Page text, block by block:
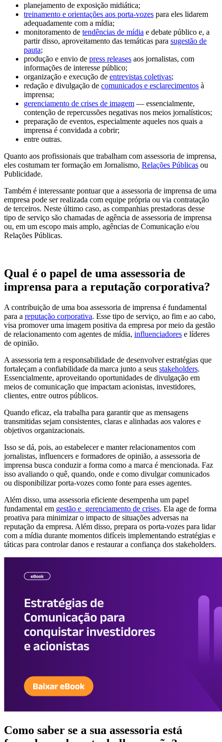
planejamento de exposição midiática;
treinamento e orientações aos porta-vozes para eles lidarem
adequadamente com a mídia;
monitoramento de tendências de mídia e debate público e, a
partir disso, aproveitamento das temáticas para sugestão de
pauta;
produção e envio de press releases aos jornalistas, com
informações de interesse público;
organização e execução de entrevistas coletivas;
redação e divulgação de comunicados e esclarecimentos à
imprensa;
gerenciamento de crises de imagem — essencialmente,
contenção de repercussões negativas nos meios jornalísticos;
preparação de eventos, especialmente aqueles nos quais a
imprensa é convidada a cobrir;
entre outras.
Quanto aos profissionais que trabalham com assessoria de imprensa,
eles costumam ter formação em Jornalismo, Relações Públicas ou
Publicidade.
Também é interessante pontuar que a assessoria de imprensa de uma
empresa pode ser realizada com equipe própria ou via contratação
de terceiros. Neste último caso, as companhias prestadoras desse
tipo de serviço são chamadas de agência de assessoria de imprensa
ou, em um escopo mais amplo, agências de Comunicação e/ou
Relações Públicas.
Qual é o papel de uma assessoria de
imprensa para a reputação corporativa?
A contribuição de uma boa assessoria de imprensa é fundamental
para a reputação corporativa. Esse tipo de serviço, ao fim e ao cabo,
visa promover uma imagem positiva da empresa por meio da gestão
de relacionamento com agentes de mídia, influenciadores e líderes
de opinião.
A assessoria tem a responsabilidade de desenvolver estratégias que
fortaleçam a confiabilidade da marca junto a seus stakeholders.
Essencialmente, aproveitando oportunidades de divulgação em
meios de comunicação que impactam acionistas, investidores,
clientes, entre outros públicos.
Quando eficaz, ela trabalha para garantir que as mensagens
transmitidas sejam consistentes, claras e alinhadas aos valores e
objetivos organizacionais.
Isso se dá, pois, ao estabelecer e manter relacionamentos com
jornalistas, influencers e formadores de opinião, a assessoria de
imprensa busca conduzir a forma como a marca é mencionada. Faz
isso avaliando o quê, quando, onde e como divulgar comunicados
ou disponibilizar porta-vozes como fonte para esses agentes.
Além disso, uma assessoria eficiente desempenha um papel
fundamental em gestão e gerenciamento de crises. Ela age de forma
proativa para minimizar o impacto de situações adversas na
reputação da empresa. Além disso, prepara os porta-vozes para lidar
com a mídia durante momentos difíceis implementando estratégias e
táticas para controlar danos e restaurar a confiança dos stakeholders.
Como saber se a sua assessoria está